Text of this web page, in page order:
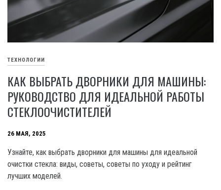
ТЕХНОЛОГИИ
КАК ВЫБРАТЬ ДВОРНИКИ ДЛЯ МАШИНЫ:
РУКОВОДСТВО ДЛЯ ИДЕАЛЬНОЙ РАБОТЫ
СТЕКЛООЧИСТИТЕЛЕЙ
26 МАЯ, 2025
Узнайте, как выбрать дворники для машины для идеальной
очистки стекла: виды, советы, советы по уходу и рейтинг
лучших моделей.